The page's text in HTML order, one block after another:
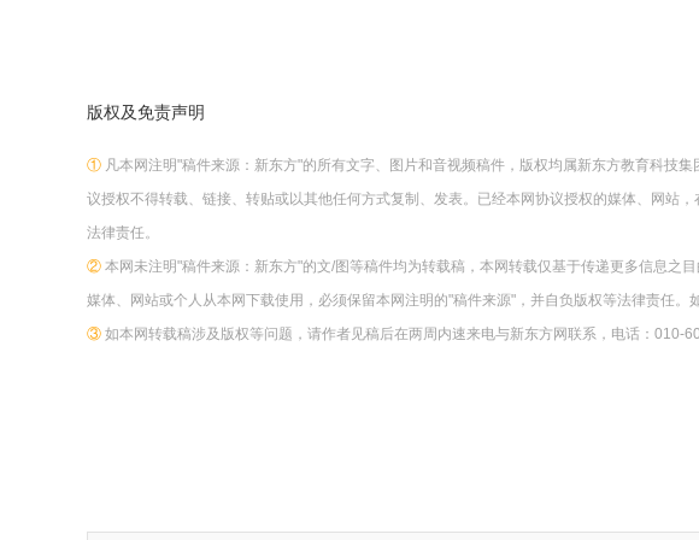
版权及免责声明
① 凡本网注明"稿件来源：新东方"的所有文字、图片和音视频稿件，版权均属新东方教育科技
议授权不得转载、链接、转贴或以其他任何方式复制、发表。已经本网协议授权的媒体、网站
法律责任。
② 本网未注明"稿件来源：新东方"的文/图等稿件均为转载稿，本网转载仅基于传递更多信息之
媒体、网站或个人从本网下载使用，必须保留本网注明的"稿件来源"，并自负版权等法律责任。
③ 如本网转载稿涉及版权等问题，请作者见稿后在两周内速来电与新东方网联系，电话：010-